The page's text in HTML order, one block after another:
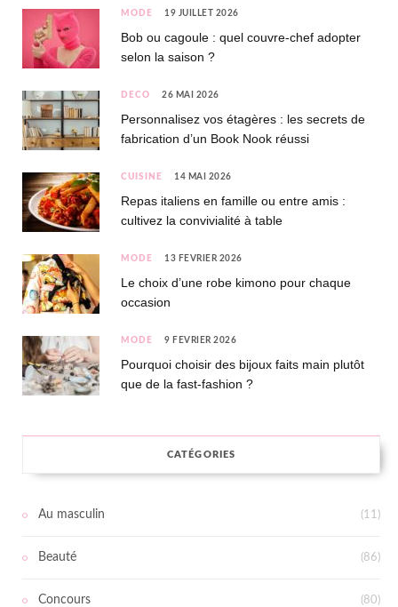
MODE 19 JUILLET 2026
Bob ou cagoule : quel couvre-chef adopter
selon la saison ?
DÉCO 26 MAI 2026
Personnalisez vos étagères : les secrets de
fabrication d’un Book Nook réussi
CUISINE 14 MAI 2026
Repas italiens en famille ou entre amis :
cultivez la convivialité à table
MODE 13 FÉVRIER 2026
Le choix d’une robe kimono pour chaque
occasion
MODE 9 FÉVRIER 2026
Pourquoi choisir des bijoux faits main plutôt
que de la fast-fashion ?
CATÉGORIES
Au masculin (11)
Beauté (86)
Concours (80)